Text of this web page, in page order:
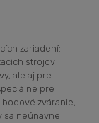
zariadení:
strojov
ale aj pre
pre
zváranie,
sa neúnavne